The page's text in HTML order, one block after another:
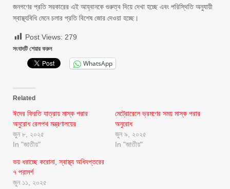
জনগণের প্রতি সরকারের এই আহ্বানকে গুরুত্ব দিয়ে দেখা হচ্ছে এবং পরিস্থিতি অনুযায়ী
স্বাস্থ্যবিধি মেনে চলার প্রতি বিশেষ জোর দেওয়া হচ্ছে।
Post Views: 279
সংবাদটি শেয়ার করুন
WhatsApp
Related
ঈদের ফিরতি যাত্রায় মাস্ক পরার
অনুরোধ রেলপথ মন্ত্রণালয়ের
জুন ৮, ২০২৫
In "জাতীয়"
মেট্রোরেলে ভ্রমণের সময় মাস্ক পরার
অনুরোধ
জুন ৯, ২০২৫
In "জাতীয়"
ভয় ধরাচ্ছে করোনা, স্বাস্থ্য অধিদপ্তরের
৭ পরামর্শ
জুন ১১, ২০২৫